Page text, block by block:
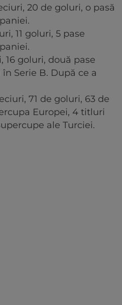
20 de goluri, o pasă
11 goluri, 5 pase
16 goluri, două pase
Serie B. După ce a
71 de goluri, 63 de
Europei, 4 titluri
ale Turciei.